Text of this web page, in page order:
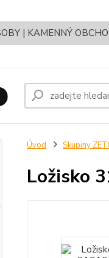
| KAMENNÝ
Úvod Skupiny
Ložisko